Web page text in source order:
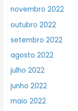
novembro 2022
outubro 2022
setembro 2022
agosto 2022
julho 2022
junho 2022
maio 2022